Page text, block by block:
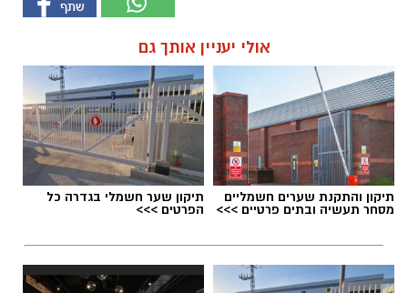
אולי יעניין אותך גם
תיקון והתקנת שערים חשמליים
מסחר תעשיה ובתים פרטיים >>>
תיקון שער חשמלי בגדרה כל
הפרטים >>>